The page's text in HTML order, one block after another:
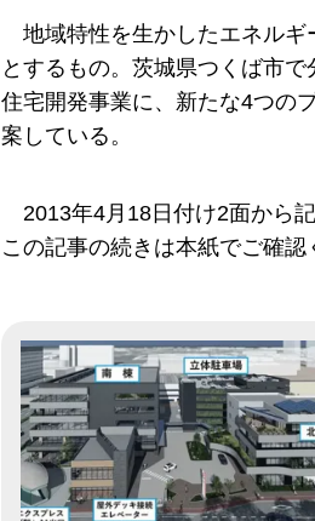
地域特性を生かしたエネル
とするもの。茨城県つくば市
住宅開発事業に、新たな4つの
案している。
2013年4月18日付け2面から
この記事の続きは本紙でご確認